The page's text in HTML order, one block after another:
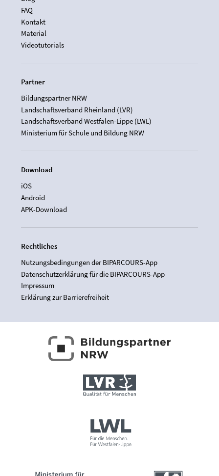
FAQ
Kontakt
Material
Videotutorials
Partner
Bildungspartner NRW
Landschaftsverband Rheinland (LVR)
Landschaftsverband Westfalen-Lippe (LWL)
Ministerium für Schule und Bildung NRW
Download
iOS
Android
APK-Download
Rechtliches
Nutzungsbedingungen der BIPARCOURS-App
Datenschutzerklärung für die BIPARCOURS-App
Impressum
Erklärung zur Barrierefreiheit